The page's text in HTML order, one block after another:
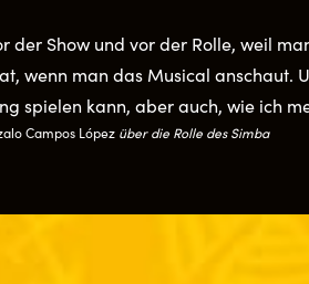
der Show und vor der Rolle, weil
wenn man das Musical anschaut.
spielen kann, aber auch, wie ich
Campos López über die Rolle des Simba